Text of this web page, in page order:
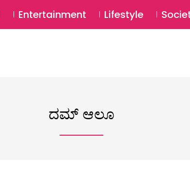
Entertainment Lifestyle
ದಮ್ ಆಲೂ